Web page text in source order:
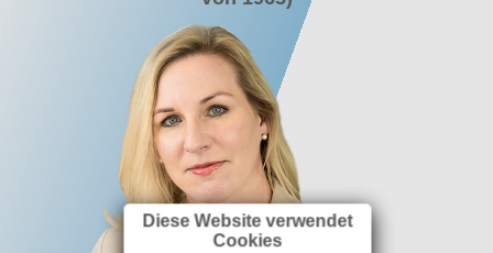
ÖFFNUNGSZEITEN
IHR WEG ZU UNS
Diese Website verwendet
Cookies